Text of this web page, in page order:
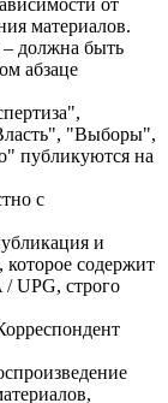
материалов.
– должна быть
абзаце
"Выборы",
публикуются на
с
и
содержит
UPG, строго